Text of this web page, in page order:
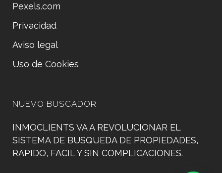
Pexels.com
Privacidad
Aviso legal
Uso de Cookies
NUEVO BUSCADOR
INMOCLIENTS VA A REVOLUCIONAR EL
SISTEMA DE BUSQUEDA DE PROPIEDADES,
RAPIDO, FACIL Y SIN COMPLICACIONES.